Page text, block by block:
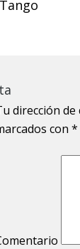
dirección
con *